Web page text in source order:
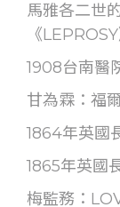
馬雅各二世
《LEPROSY
1908台南醫
甘為霖：福
1864年英國
1865年英國
梅監務：